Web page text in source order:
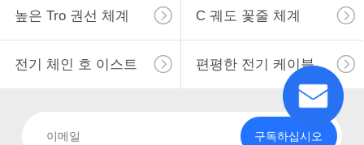
높은 Tro 권선 체계 C 궤도 꽃줄 체계
전기 체인 호 이스트 편평한 전기 케이블
구독하십시오